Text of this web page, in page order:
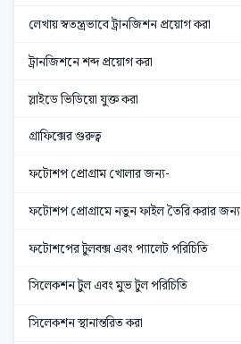
লেখায় স্বতন্ত্রভাবে ট্রানজিশন প্রয়োগ করা
ট্রানজিশনে শব্দ প্রয়োগ করা
স্লাইডে ভিডিয়ো যুক্ত করা
গ্রাফিক্সের গুরুত্ব
ফটোশপ প্রোগ্রাম খোলার জন্য-
ফটোশপ প্রোগ্রামে নতুন ফাইল তৈরি করার জন্য
ফটোশপের টুলবক্স এবং প্যালেট পরিচিতি
সিলেকশন টুল এবং মুভ টুল পরিচিতি
সিলেকশন স্থানান্তরিত করা